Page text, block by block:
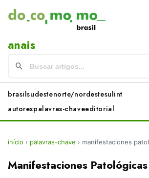
anais
brasilsudestenorte/nordestesulint
autorespalavras-chaveeditorial
início › palavras-chave › manifestaciones
Manifestaciones Patológicas